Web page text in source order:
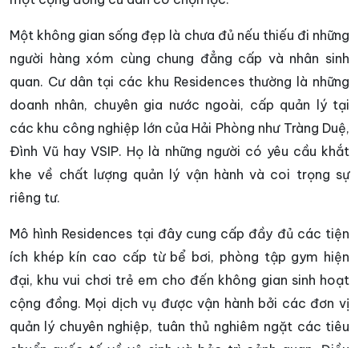
Một không gian sống đẹp là chưa đủ nếu thiếu đi những
người hàng xóm cùng chung đẳng cấp và nhân sinh
quan. Cư dân tại các khu Residences thường là những
doanh nhân, chuyên gia nước ngoài, cấp quản lý tại
các khu công nghiệp lớn của Hải Phòng như Tràng Duệ,
Đình Vũ hay VSIP. Họ là những người có yêu cầu khắt
khe về chất lượng quản lý vận hành và coi trọng sự
riêng tư.
Mô hình Residences tại đây cung cấp đầy đủ các tiện
ích khép kín cao cấp từ bể bơi, phòng tập gym hiện
đại, khu vui chơi trẻ em cho đến không gian sinh hoạt
cộng đồng. Mọi dịch vụ được vận hành bởi các đơn vị
quản lý chuyên nghiệp, tuân thủ nghiêm ngặt các tiêu